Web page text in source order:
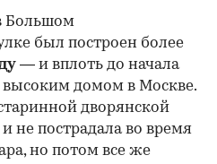
Большом
был построен более
— и вплоть до начала
домом в Москве.
дворянской
не пострадала во время
но потом все же